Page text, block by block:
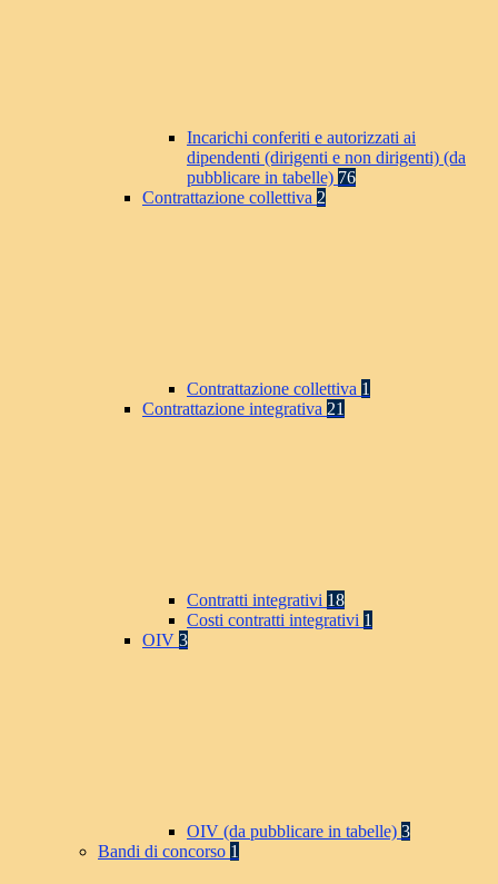
Incarichi conferiti e autorizzati ai
dipendenti (dirigenti e non dirigenti) (da
pubblicare in tabelle) 76
Contrattazione collettiva 2
Contrattazione collettiva 1
Contrattazione integrativa 21
Contratti integrativi 18
Costi contratti integrativi 1
OIV 3
OIV (da pubblicare in tabelle) 3
Bandi di concorso 1